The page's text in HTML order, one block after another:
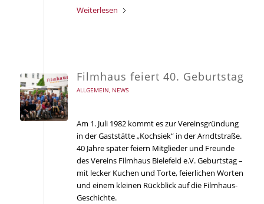
Weiterlesen
Filmhaus feiert 40. Geburtstag
ALLGEMEIN, NEWS
Am 1. Juli 1982 kommt es zur Vereinsgründung
in der Gaststätte „Kochsiek“ in der Arndtstraße.
40 Jahre später feiern Mitglieder und Freunde
des Vereins Filmhaus Bielefeld e.V. Geburtstag –
mit lecker Kuchen und Torte, feierlichen Worten
und einem kleinen Rückblick auf die Filmhaus-
Geschichte.